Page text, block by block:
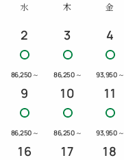
ンターでのご夕食
水 木 金
2
86,250 ～
3
86,250 ～
4
93,950 ～
9
86,250 ～
10
86,250 ～
11
93,950 ～
16 17 18